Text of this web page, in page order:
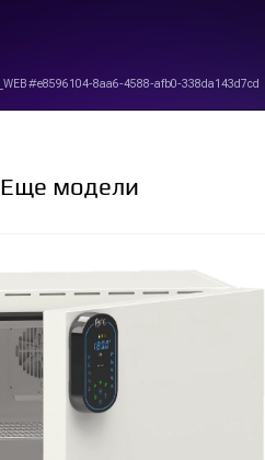
Еще модели